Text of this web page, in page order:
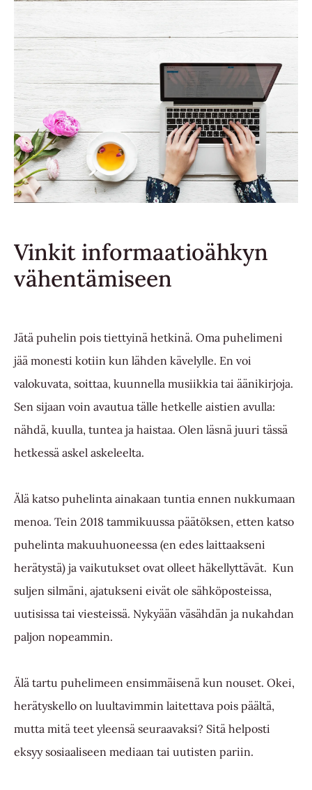
Vinkit informaatioähkyn
vähentämiseen
Jätä puhelin pois tiettyinä hetkinä. Oma puhelimeni
jää monesti kotiin kun lähden kävelylle. En voi
valokuvata, soittaa, kuunnella musiikkia tai äänikirjoja.
Sen sijaan voin avautua tälle hetkelle aistien avulla:
nähdä, kuulla, tuntea ja haistaa. Olen läsnä juuri tässä
hetkessä askel askeleelta.
Älä katso puhelinta ainakaan tuntia ennen nukkumaan
menoa. Tein 2018 tammikuussa päätöksen, etten katso
puhelinta makuuhuoneessa (en edes laittaakseni
herätystä) ja vaikutukset ovat olleet häkellyttävät. Kun
suljen silmäni, ajatukseni eivät ole sähköposteissa,
uutisissa tai viesteissä. Nykyään väsähdän ja nukahdan
paljon nopeammin.
Älä tartu puhelimeen ensimmäisenä kun nouset. Okei,
herätyskello on luultavimmin laitettava pois päältä,
mutta mitä teet yleensä seuraavaksi? Sitä helposti
eksyy sosiaaliseen mediaan tai uutisten pariin.